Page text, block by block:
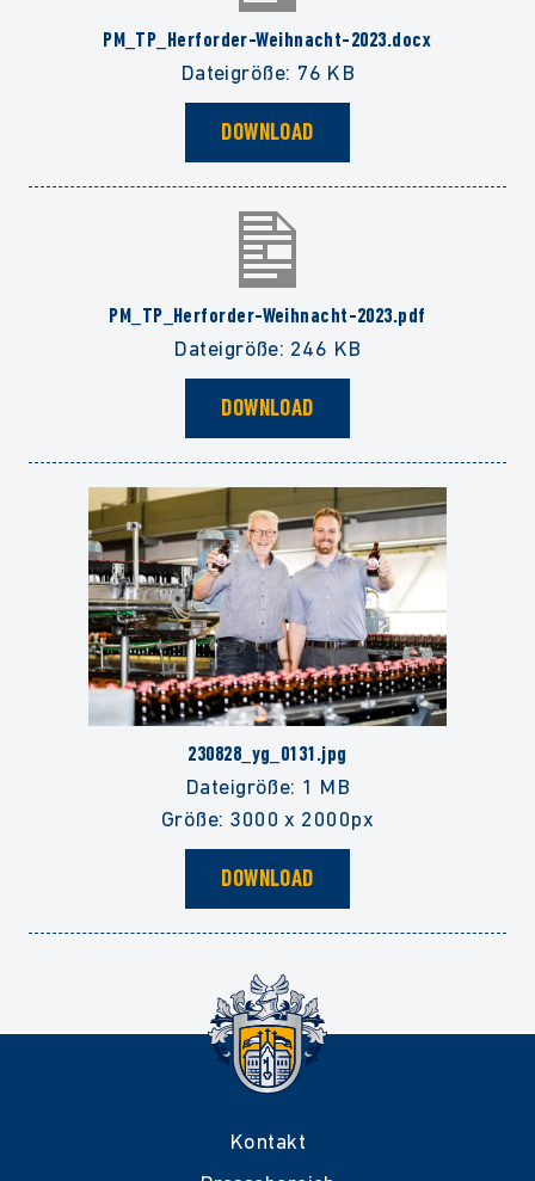
PM_TP_Herforder-Weihnacht-2023.docx
Dateigröße: 76 KB
DOWNLOAD
PM_TP_Herforder-Weihnacht-2023.pdf
Dateigröße: 246 KB
DOWNLOAD
230828_yg_0131.jpg
Dateigröße: 1 MB
Größe: 3000 x 2000px
DOWNLOAD
Kontakt